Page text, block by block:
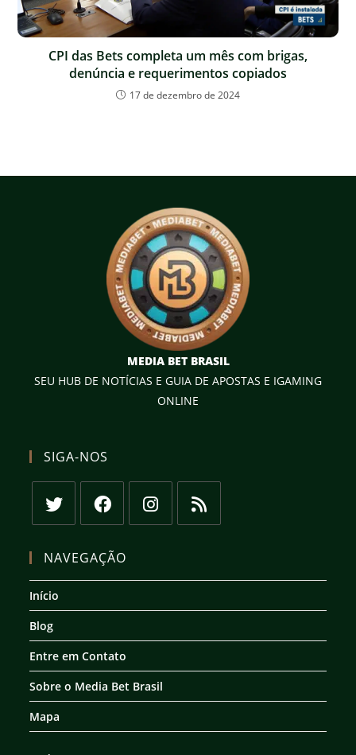
CPI das Bets completa um mês com brigas,
denúncia e requerimentos copiados
17 de dezembro de 2024
MEDIA BET BRASIL
SEU HUB DE NOTÍCIAS E GUIA DE APOSTAS E IGAMING
ONLINE
SIGA-NOS
em
nova
aba
em
aba
aba
aba
NAVEGAÇÃO
Início
Blog
Entre em Contato
Sobre o Media Bet Brasil
Mapa